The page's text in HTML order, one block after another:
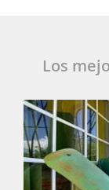
Los